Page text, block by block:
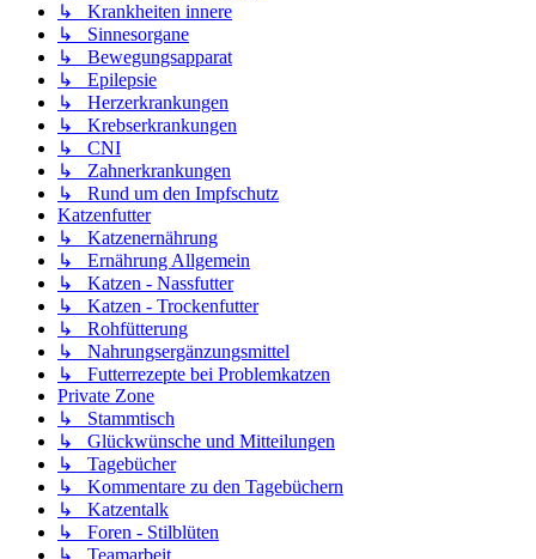
↳ Krankheiten innere
↳ Sinnesorgane
↳ Bewegungsapparat
↳ Epilepsie
↳ Herzerkrankungen
↳ Krebserkrankungen
↳ CNI
↳ Zahnerkrankungen
↳ Rund um den Impfschutz
Katzenfutter
↳ Katzenernährung
↳ Ernährung Allgemein
↳ Katzen - Nassfutter
↳ Katzen - Trockenfutter
↳ Rohfütterung
↳ Nahrungsergänzungsmittel
↳ Futterrezepte bei Problemkatzen
Private Zone
↳ Stammtisch
↳ Glückwünsche und Mitteilungen
↳ Tagebücher
↳ Kommentare zu den Tagebüchern
↳ Katzentalk
↳ Foren - Stilblüten